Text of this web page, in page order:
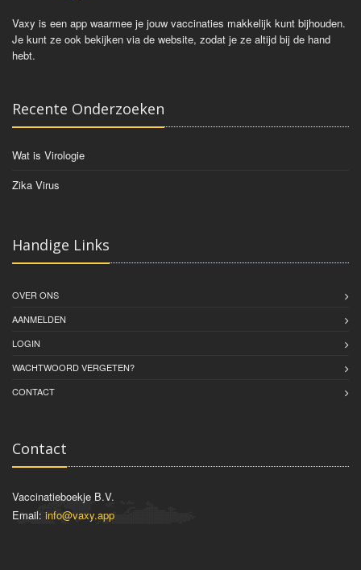
Vaxy is een app waarmee je jouw vaccinaties makkelijk kunt bijhouden.
Je kunt ze ook bekijken via de website, zodat je ze altijd bij de hand
hebt.
Recente Onderzoeken
Wat is Virologie
Zika Virus
Handige Links
OVER ONS
AANMELDEN
LOGIN
WACHTWOORD VERGETEN?
CONTACT
Contact
Vaccinatieboekje B.V.
Email: info@vaxy.app